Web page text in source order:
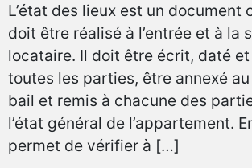
L’état des lieux est un document
doit être réalisé à l’entrée et à la
locataire. Il doit être écrit, daté
toutes les parties, être annexé
bail et remis à chacune des
l’état général de l’appartement.
permet de vérifier à […]